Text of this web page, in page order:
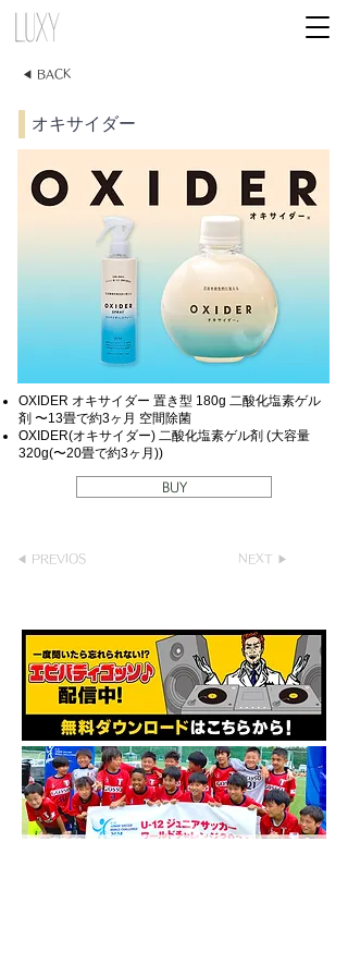
◀ BACK
オキサイダー
OXIDER オキサイダー 置き型 180g 二酸化塩素ゲル
剤 〜13畳で約3ヶ月 空間除菌
OXIDER(オキサイダー) 二酸化塩素ゲル剤 (大容量
320g(〜20畳で約3ヶ月))
BUY
◀ PREVIOS NEXT ▶